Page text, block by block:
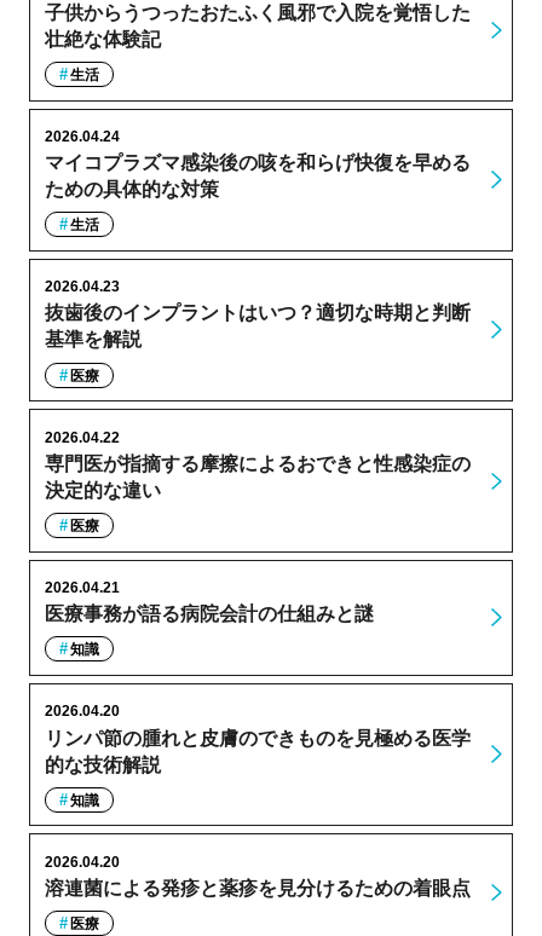
子供からうつったおたふく風邪で入院を覚悟した
壮絶な体験記
生活
マイコプラズマ感染後の咳を和らげ快復を早める
ための具体的な対策
2026.04.24
生活
抜歯後のインプラントはいつ？適切な時期と判断
基準を解説
2026.04.23
医療
専門医が指摘する摩擦によるおできと性感染症の
決定的な違い
2026.04.22
医療
医療事務が語る病院会計の仕組みと謎
2026.04.21
知識
リンパ節の腫れと皮膚のできものを見極める医学
的な技術解説
2026.04.20
知識
溶連菌による発疹と薬疹を見分けるための着眼点
2026.04.20
医療